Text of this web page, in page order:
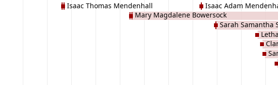
Isaac Thomas Mendenhall
Mary Magdalene Bowersock
Isaac Adam
Sarah Samantha